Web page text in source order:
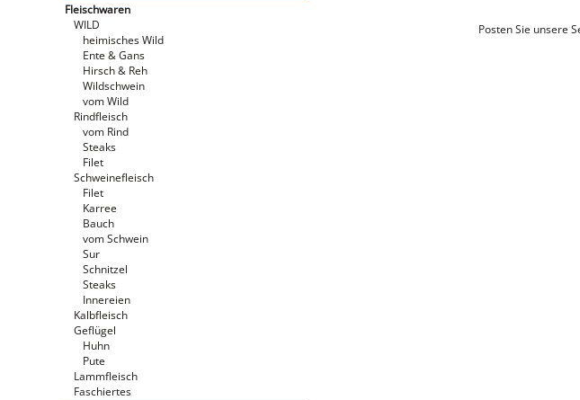
Fleischwaren
WILD
heimisches Wild
Ente & Gans
Hirsch & Reh
Wildschwein
vom Wild
Rindfleisch
vom Rind
Steaks
Filet
Schweinefleisch
Filet
Karree
Bauch
vom Schwein
Sur
Schnitzel
Steaks
Innereien
Kalbfleisch
Geflügel
Huhn
Pute
Lammfleisch
Faschiertes
Posten Sie unsere